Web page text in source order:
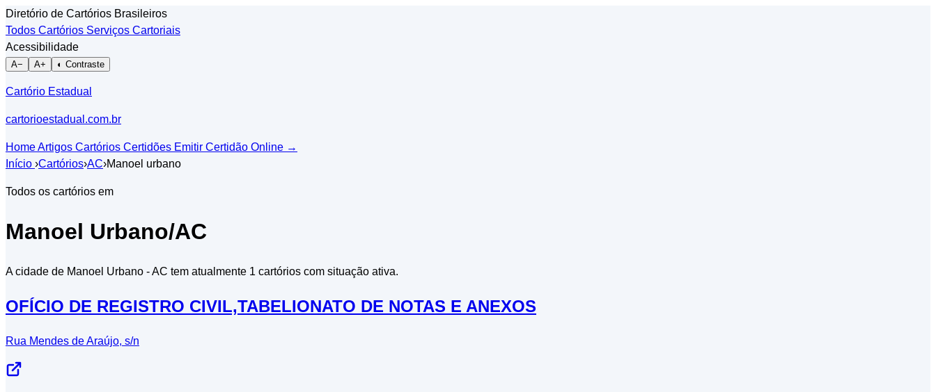
Diretório de Cartórios Brasileiros
Todos Cartórios Serviços Cartoriais
Acessibilidade
A− A+ ◐ Contraste
Cartório Estadual
cartorioestadual.com.br
HomeArtigos Cartórios Certidões Emitir Certidão Online →
Início ›Cartórios›AC›Manoel urbano
Todos os cartórios em
Manoel Urbano/AC
A cidade de Manoel Urbano - AC tem atualmente 1 cartórios com situação ativa.
OFÍCIO DE REGISTRO CIVIL,TABELIONATO DE NOTAS E ANEXOS
Rua Mendes de Araújo, s/n